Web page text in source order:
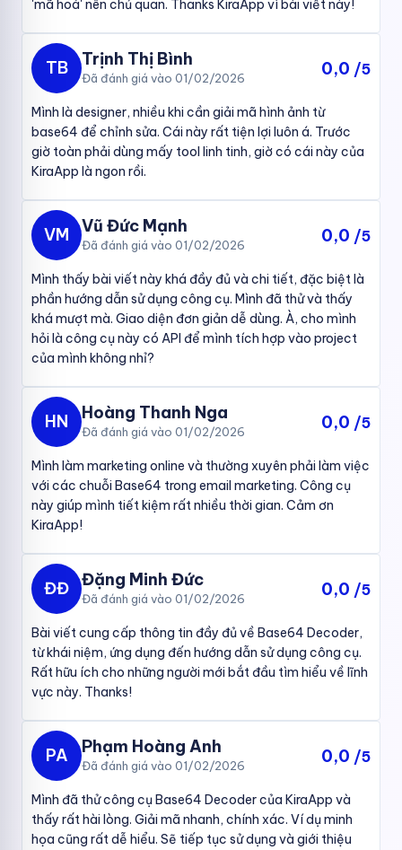
Base64 Decoder là gì và tại sao bạn cần nó
Các ứng dụng phổ biến của Base64
Truyền dữ liệu qua email:Base64 cho phép nhúng các file
đính kèm vào nội dung email một cách an toàn.
Lưu trữ dữ liệu trong cơ sở dữ liệu:Các dữ liệu nhị phân
như hình ảnh, âm thanh có thể được mã hóa Base64 trước
khi lưu vào cơ sở dữ liệu.
'mã hoá' nên chủ quan. Thanks KiraApp vì bài viết này!
TB Trịnh Thị Bình
Đã đánh giá vào 01/02/2026 0,0 /5
Mình là designer, nhiều khi cần giải mã hình ảnh từ
base64 để chỉnh sửa. Cái này rất tiện lợi luôn á. Trước
giờ toàn phải dùng mấy tool linh tinh, giờ có cái này của
KiraApp là ngon rồi.
VM Vũ Đức Mạnh
Đã đánh giá vào 01/02/2026 0,0 /5
Mình thấy bài viết này khá đầy đủ và chi tiết, đặc biệt là
phần hướng dẫn sử dụng công cụ. Mình đã thử và thấy
khá mượt mà. Giao diện đơn giản dễ dùng. À, cho mình
hỏi là công cụ này có API để mình tích hợp vào project
của mình không nhỉ?
HN Hoàng Thanh Nga
Đã đánh giá vào 01/02/2026 0,0 /5
Mình làm marketing online và thường xuyên phải làm việc
với các chuỗi Base64 trong email marketing. Công cụ
này giúp mình tiết kiệm rất nhiều thời gian. Cảm ơn
KiraApp!
ĐĐ Đặng Minh Đức
Đã đánh giá vào 01/02/2026 0,0 /5
Bài viết cung cấp thông tin đầy đủ về Base64 Decoder,
từ khái niệm, ứng dụng đến hướng dẫn sử dụng công cụ.
Rất hữu ích cho những người mới bắt đầu tìm hiểu về lĩnh
vực này. Thanks!
PA Phạm Hoàng Anh
Đã đánh giá vào 01/02/2026 0,0 /5
Mình đã thử công cụ Base64 Decoder của KiraApp và
thấy rất hài lòng. Giải mã nhanh, chính xác. Ví dụ minh
họa cũng rất dễ hiểu. Sẽ tiếp tục sử dụng và giới thiệu